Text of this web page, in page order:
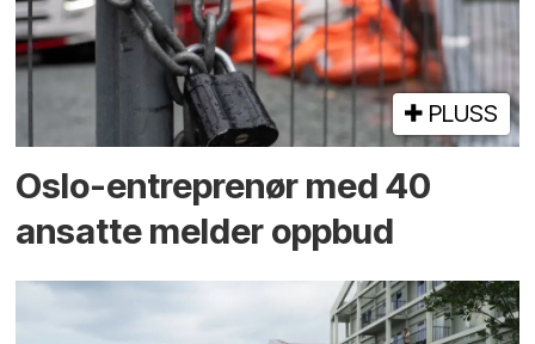
PLUSS
Oslo-entreprenør med 40
ansatte melder oppbud